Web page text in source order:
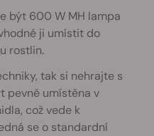
být 600 W MH lampa
ji umístit do
rostlin.
tak si nehrajte s
pevně umístěna v
což vede k
se o standardní